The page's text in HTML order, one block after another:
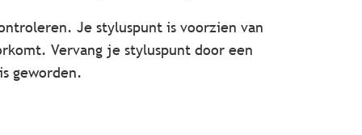
Je styluspunt is voorzien van
Vervang je styluspunt door een
geworden.